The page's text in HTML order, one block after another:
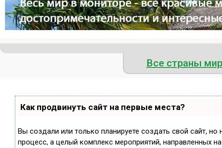
Все страны
Как продвинуть сайт на первые места?
Вы создали или только планируете создать свой сайт,
процесс, а целый комплекс мероприятий, направленных